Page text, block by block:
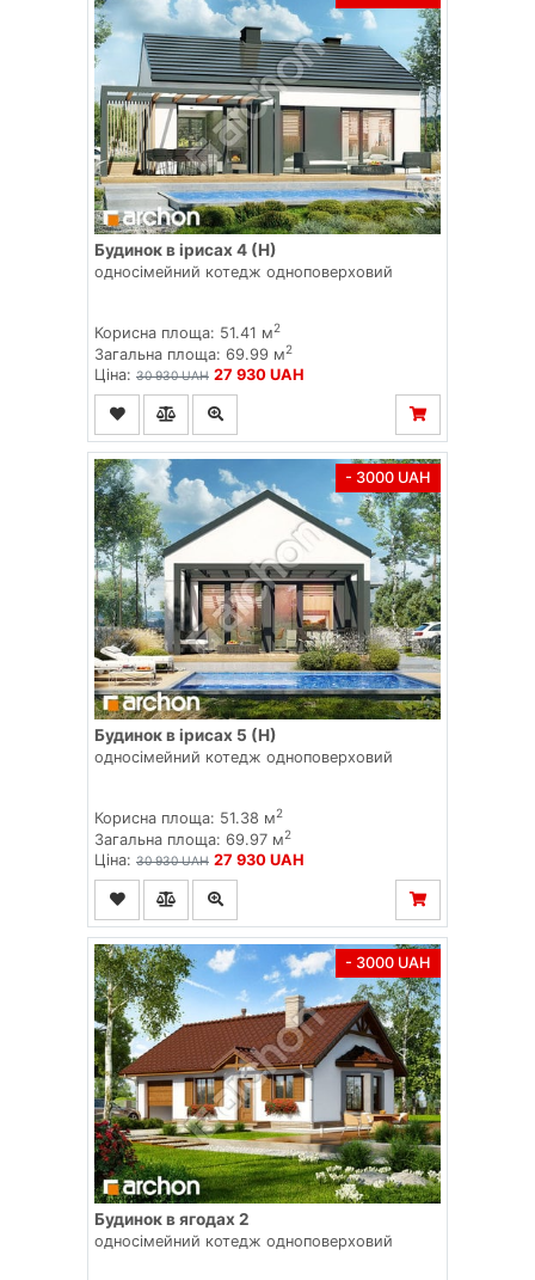
Будинок в ірисах 4 (Н)
односімейний котедж одноповерховий
Корисна площа: 51.41 м2
Загальна площа: 69.99 м2
Ціна: 30 930 UAH 27 930 UAH
- 3000 UAH
Будинок в ірисах 5 (Н)
односімейний котедж одноповерховий
Корисна площа: 51.38 м2
Загальна площа: 69.97 м2
Ціна: 30 930 UAH 27 930 UAH
- 3000 UAH
Будинок в ягодах 2
односімейний котедж одноповерховий